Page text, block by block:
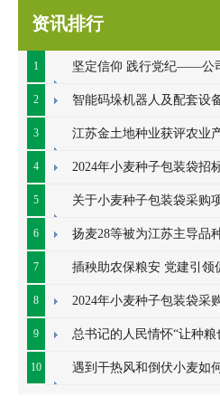
资讯排行
1 坚定信仰 践行党纪——公
日系列活动顺利开展
2 智能码垛机器人及配套设
3 江苏金土地种业获评农业
点龙头企业
4 2024年小麦种子包装袋招
5 关于小麦种子包装袋采购
的公告
6 扬麦28等被为江苏主导品
7 插秧助农保粮安 党建引
里甸社区党总支、公司党支部
农耕
8 2024年小麦种子包装袋采
9 总书记的人民情怀“让种粮
10 遇到干热风和倒伏小麦如